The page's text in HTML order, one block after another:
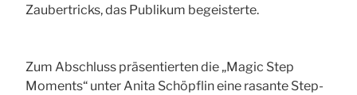
Zaubertricks, das Publikum begeisterte.
Zum Abschluss präsentierten die „Magic Step
Moments“ unter Anita Schöpflin eine rasante Step-